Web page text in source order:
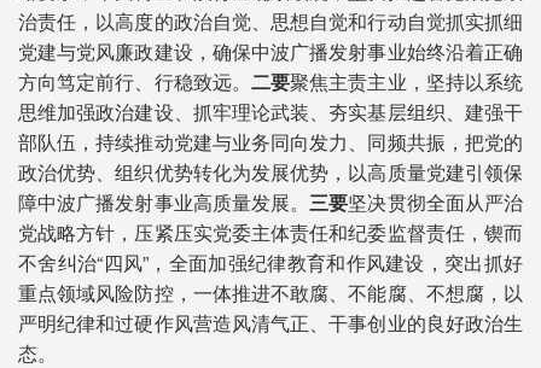
治责任，以高度的政治自觉、思想自觉和行动自觉抓实抓细
党建与党风廉政建设，确保中波广播发射事业始终沿着正确
方向笃定前行、行稳致远。 二要聚焦主责主业，坚持以系统
思维加强政治建设、抓牢理论武装、夯实基层组织、建强干
部队伍，持续推动党建与业务同向发力、同频共振，把党的
政治优势、组织优势转化为发展优势，以高质量党建引领保
障中波广播发射事业高质量发展。三要坚决贯彻全面从严治
党战略方针，压紧压实党委主体责任和纪委监督责任，锲而
不舍纠治“四风”，全面加强纪律教育和作风建设，突出抓好
重点领域风险防控，一体推进不敢腐、不能腐、不想腐，以
严明纪律和过硬作风营造风清气正、干事创业的良好政治生
态。